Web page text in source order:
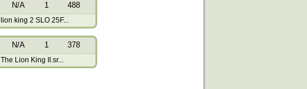
N/A 1 488
lion king 2 SLO 25F...
N/A 1 378
The Lion King II.sr...